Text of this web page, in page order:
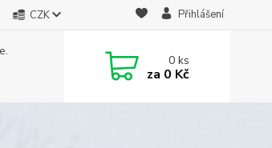
CZK Přihlášení
0ks
za 0 Kč